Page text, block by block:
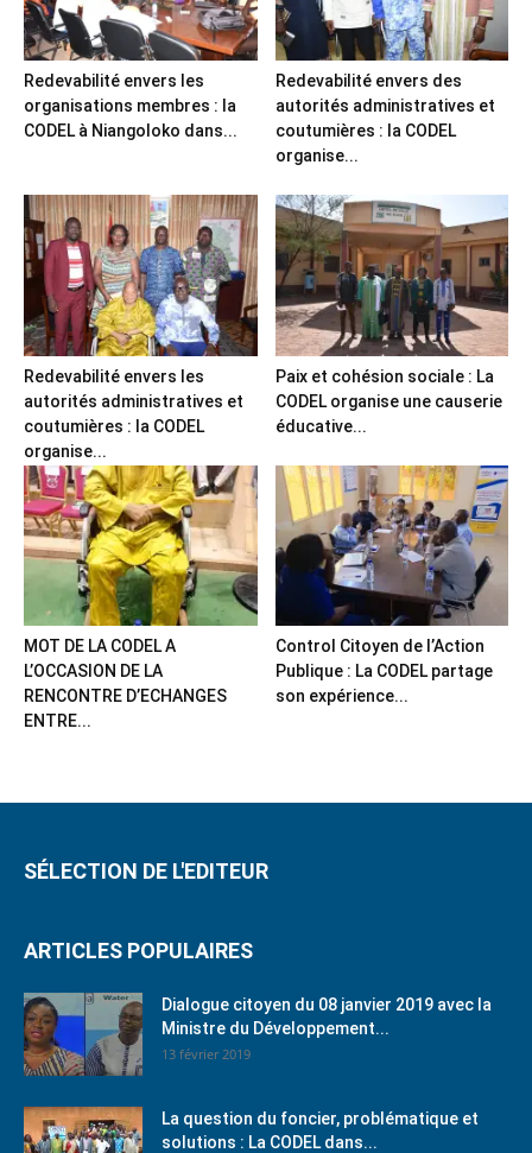
Redevabilité envers les
organisations membres : la
CODEL à Niangoloko dans...
Redevabilité envers des
autorités administratives et
coutumières : la CODEL
organise...
Redevabilité envers les
autorités administratives et
coutumières : la CODEL
organise...
Paix et cohésion sociale : La
CODEL organise une causerie
éducative...
MOT DE LA CODEL A
L’OCCASION DE LA
RENCONTRE D’ECHANGES
ENTRE...
Control Citoyen de l’Action
Publique : La CODEL partage
son expérience...
SÉLECTION DE L'EDITEUR
ARTICLES POPULAIRES
Dialogue citoyen du 08 janvier 2019 avec la
Ministre du Développement...
13 février 2019
La question du foncier, problématique et
solutions : La CODEL dans...